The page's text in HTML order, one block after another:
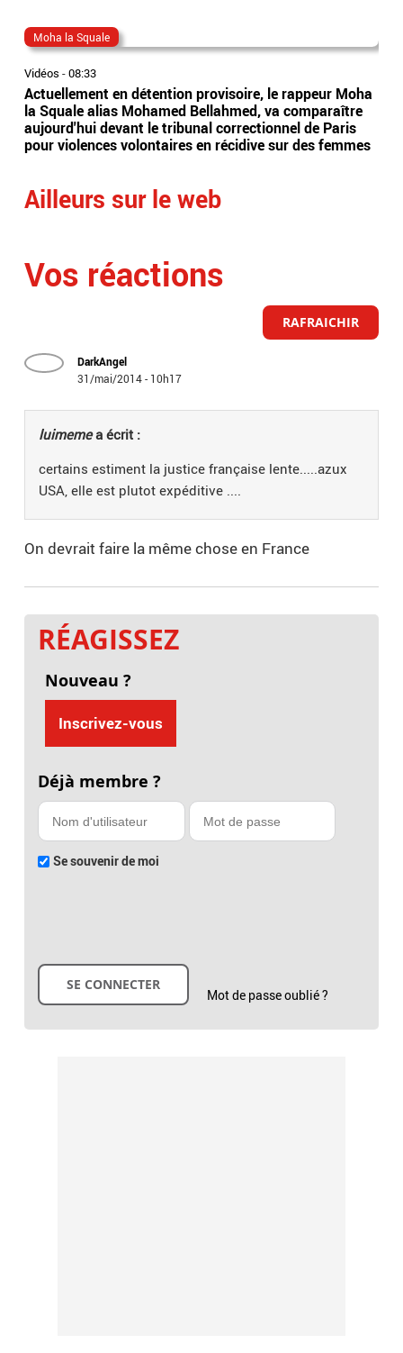
Moha la Squale
Vidéos -08:33
Actuellement en détention provisoire, le rappeur Moha
la Squale alias Mohamed Bellahmed, va comparaître
aujourd'hui devant le tribunal correctionnel de Paris
pour violences volontaires en récidive sur des femmes
Ailleurs sur le web
Vos réactions
RAFRAICHIR
DarkAngel
31/mai/2014 - 10h17
luimemea écrit :
certains estiment la justice française lente.....azux
USA, elle est plutot expéditive ....
On devrait faire la même chose en France
RÉAGISSEZ
Nouveau ?
Inscrivez-vous
Déjà membre ?
Se souvenir de moi
Mot de passe oublié ?